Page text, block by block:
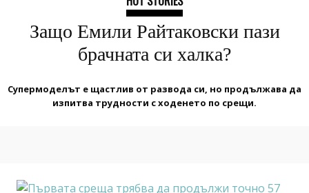
Защо Емили Райтаковски пази
брачната си халка?
Супермоделът е щастлив от развода си, но продължава да
изпитва трудности с ходенето по срещи.